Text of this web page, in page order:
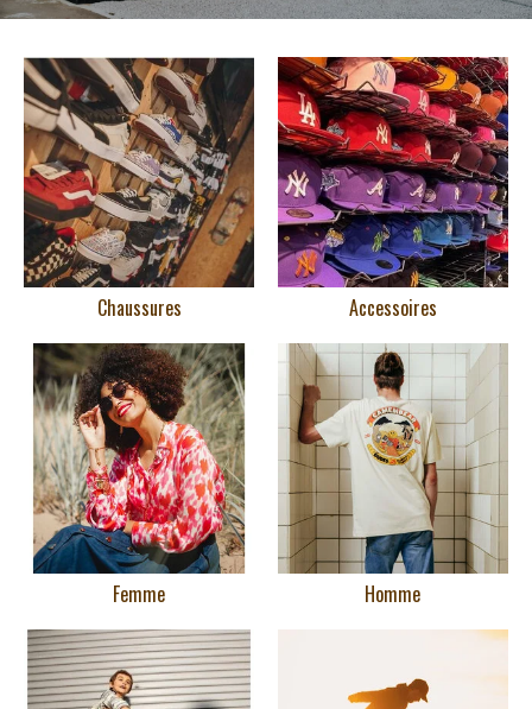
Chaussures Accessoires
Femme Homme